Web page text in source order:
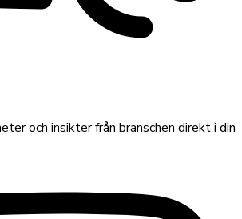
och insikter från branschen direkt i din